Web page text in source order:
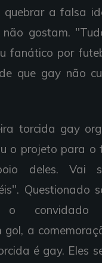
quebrar a falsa
não gostam.
fanático por
que gay não
torcida gay
o projeto para o
deles. Vai
Questionado
o convidado
gol, a
é gay. Eles